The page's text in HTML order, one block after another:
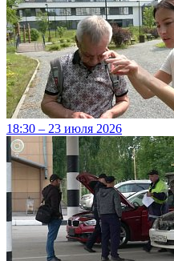
18:30 – 23 июля 2026